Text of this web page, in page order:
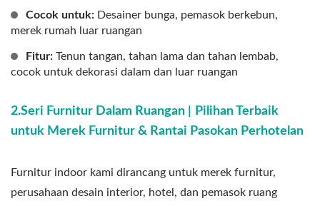
Cocok untuk: Desainer bunga, pemasok berkebun,
merek rumah luar ruangan
Fitur: Tenun tangan, tahan lama dan tahan lembab,
cocok untuk dekorasi dalam dan luar ruangan
2.Seri Furnitur Dalam Ruangan |
Pilihan Terbaik
untuk Merek Furnitur & Rantai Pasokan Perhotelan
Furnitur indoor kami dirancang untuk merek furnitur,
perusahaan desain interior, hotel, dan pemasok ruang